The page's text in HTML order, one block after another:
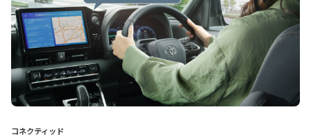
コネクティッド